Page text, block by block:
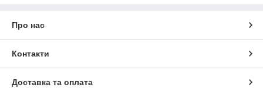
Про нас
Контакти
Доставка та оплата